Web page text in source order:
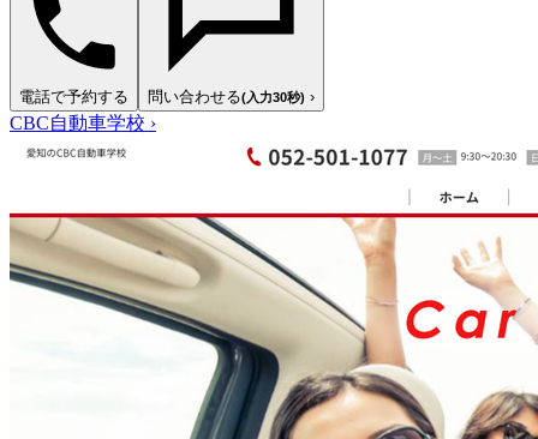
電話で予約する 問い合わせる(入力30秒) ›
CBC自動車学校 ›